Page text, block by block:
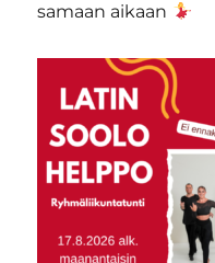
samaan aikaan